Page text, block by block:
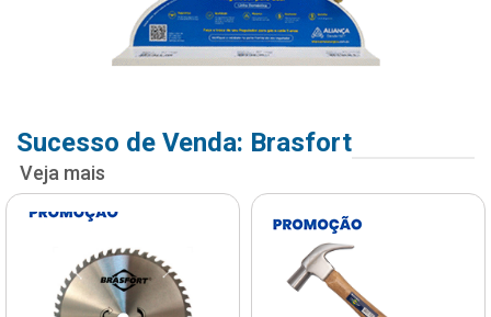
Sucesso de Venda: Brasfort
Veja mais